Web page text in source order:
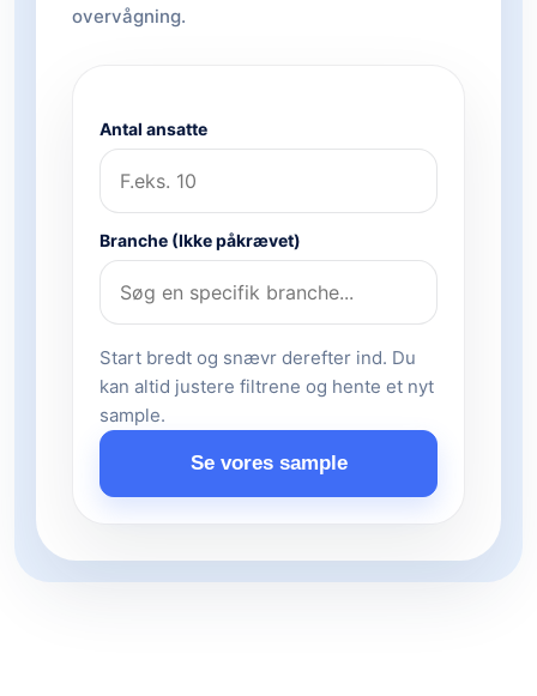
overvågning.
Antal ansatte
Branche (Ikke påkrævet)
Start bredt og snævr derefter ind. Du
kan altid justere filtrene og hente et nyt
sample.
Se vores sample